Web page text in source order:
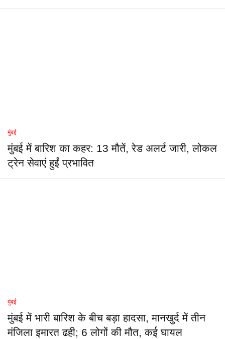
मुंबई
मुंबई में बारिश का कहर: 13 मौतें, रेड अलर्ट जारी, लोकल
ट्रेन सेवाएं हुईं प्रभावित
मुंबई
मुंबई में भारी बारिश के बीच बड़ा हादसा, मानखुर्द में तीन
मंजिला इमारत ढही; 6 लोगों की मौत, कई घायल